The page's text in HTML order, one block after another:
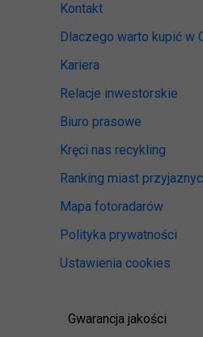
Kontakt
Dlaczego warto kupić w
Kariera
Relacje inwestorskie
Biuro prasowe
Kręci nas recykling
Ranking miast
Mapa fotoradarów
Polityka prywatności
Ustawienia cookies
Gwarancja jakości